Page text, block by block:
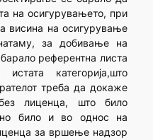
на осигурувањето, при
висина на осигурување
за добивање на
референтна листа
категорија,што
треба да докаже
лиценца, што било
било и во однос на
за вршење надзор